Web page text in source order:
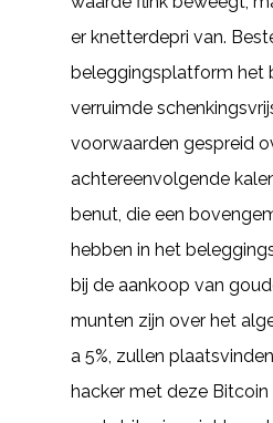
er knetterdepri van.
beleggingsplatform het
verruimde
voorwaarden gespreid
achtereenvolgende
benut, die een
hebben in het
bij de aankoop van
munten zijn over het
a 5%, zullen
hacker met deze Bitcoin